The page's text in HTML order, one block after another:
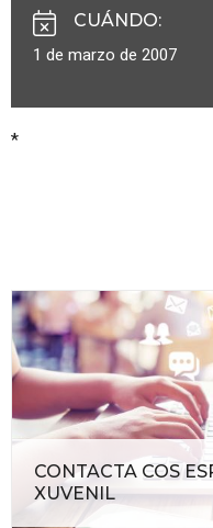
CUÁNDO:
1 de marzo de 2007
*
CONTACTA COS
XUVENIL